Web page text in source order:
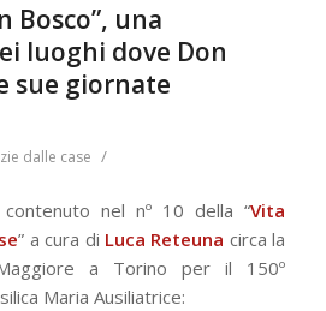
Bosco”, una
luoghi dove Don
sue giornate
dalle case /
contenuto nel nº 10 della “Vita
” a cura di Luca Reteuna circa la
a Torino per il 150º
Maria Ausiliatrice: